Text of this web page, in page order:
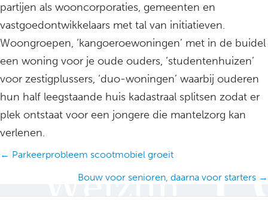
partijen als wooncorporaties, gemeenten en
vastgoedontwikkelaars met tal van initiatieven.
Woongroepen, ‘kangoeroewoningen’ met in de buidel
een woning voor je oude ouders, ‘studentenhuizen’
voor zestigplussers, ‘duo-woningen’ waarbij ouderen
hun half leegstaande huis kadastraal splitsen zodat er
plek ontstaat voor een jongere die mantelzorg kan
verlenen.
Posts
← Parkeerprobleem scootmobiel groeit
Bouw voor senioren, daarna voor starters →